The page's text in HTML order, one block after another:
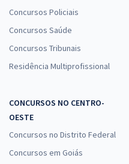
Concursos Policiais
Concursos Saúde
Concursos Tribunais
Residência Multiprofissional
CONCURSOS NO CENTRO-
OESTE
Concursos no Distrito Federal
Concursos em Goiás